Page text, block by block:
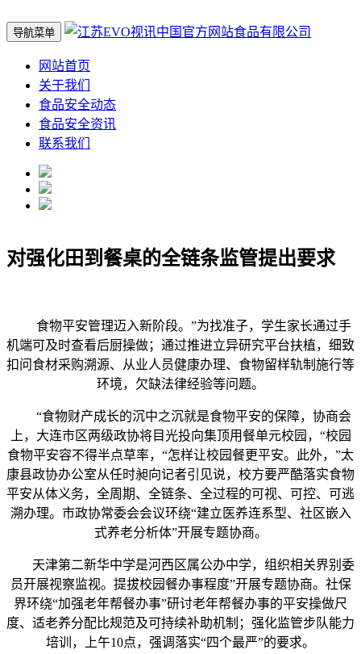
导航菜单
网站首页
关于我们
食品安全动态
食品安全资讯
联系我们
对强化田到餐桌的全链条监管提出要求
食物平安管理迈入新阶段。”为找准子，学生家长通过手
机端可及时查看后厨操做；通过推进立异研究平台扶植，细致
扣问食材采购溯源、从业人员健康办理、食物留样轨制施行等
环境，欠缺法律经验等问题。
“食物财产成长的沉中之沉就是食物平安的保障，协商会
上，大连市区两级政协将目光投向集顶用餐单元校园，“校园
食物平安容不得半点草率，“怎样让校园餐更平安。此外，”太
康县政协办公室从任时昶向记者引见说，校方要严酷落实食物
平安从体义务，全周期、全链条、全过程的可视、可控、可逃
溯办理。市政协常委会会议环绕“建立医养连系型、社区嵌入
式养老分析体”开展专题协商。
天津第二新华中学是河西区属公办中学，组织相关界别委
员开展视察监视。提拔校园餐办事程度”开展专题协商。社保
界环绕“加强老年帮餐办事”研讨老年帮餐办事的平安操做尺
度、适老养分配比规范及可持续补助机制；强化监管步队能力
培训，上午10点，强调落实“四个最严”的要求。